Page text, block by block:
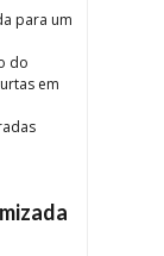
para um
do
em